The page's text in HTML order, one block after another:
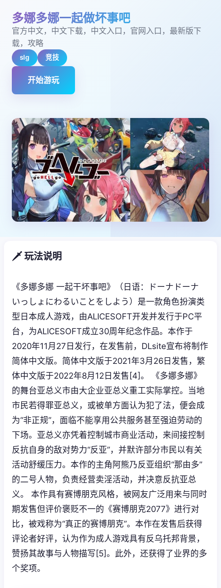
多娜多娜一起做坏事吧
官方中文，中文下载，中文入口，官网入口，最新版下
载，攻略
slg 竞技
开始游玩
🗡️ 玩法说明
《多娜多娜 一起干坏事吧》（日语：ドーナドーナ
いっしょにわるいことをしよう）是一款角色扮演类
型日本成人游戏，由ALICESOFT开发并发行于PC平
台，为ALICESOFT成立30周年纪念作品。本作于
2020年11月27日发行，在发售前，DLsite宣布将制作
简体中文版。简体中文版于2021年3月26日发售，繁
体中文版于2022年8月12日发售[4]。 《多娜多娜》
的舞台亚总义市由大企业亚总义重工实际掌控。当地
市民若得罪亚总义，或被单方面认为犯了法，便会成
为“非正规”，面临不能享用公共服务甚至强迫劳动的
下场。亚总义亦凭着控制城市商业活动，来间接控制
反抗自身的敌对势力“反亚”，并默许部分市民以有关
活动舒缓压力。本作的主角阿熊乃反亚组织“那由多”
的二号人物，负责经营卖淫活动，并决意反抗亚总
义。 本作具有赛博朋克风格，被网友广泛用来与同时
期发售但评价褒贬不一的《赛博朋克2077》进行对
比，被戏称为“真正的赛博朋克”。本作在发售后获得
评论者好评，认为作为成人游戏具有反乌托邦背景，
赞扬其故事与人物描写[5]。此外，还获得了业界的多
个奖项。